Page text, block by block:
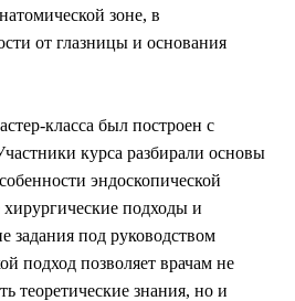
зоне, в
от глазницы и основания
класса был построен с
курса разбирали основы
эндоскопической
подходы и
задания под руководством
подход позволяет врачам не
теоретические знания, но и